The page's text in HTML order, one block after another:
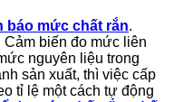
báo mức chất rắn.
Cảm biến đo mức liên
nguyên liệu trong
sản xuất, thì việc cấp
tỉ lệ một cách tự động